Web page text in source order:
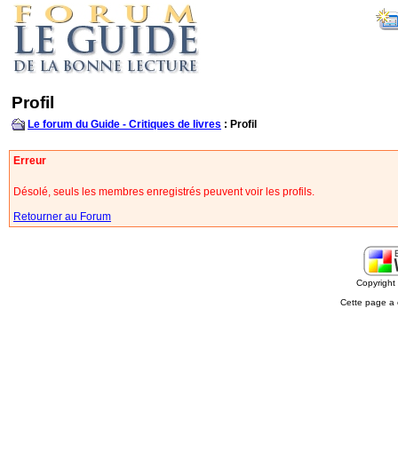
Profil
Le forum du Guide - Critiques de livres : Profil
Erreur
Désolé, seuls les membres enregistrés peuvent voir les profils.
Retourner au Forum
Cette page a